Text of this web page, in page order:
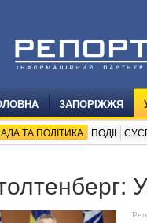
ЗАПОРІЖЖЯ
ТА ПОЛІТИКА ПОДІЇ